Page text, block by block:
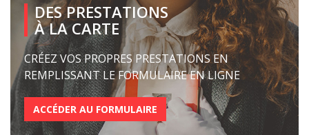
DES PRESTATIONS
À LA CARTE
CRÉEZ VOS PROPRES PRESTATIONS EN
REMPLISSANT LE FORMULAIRE EN LIGNE
ACCÉDER AU FORMULAIRE